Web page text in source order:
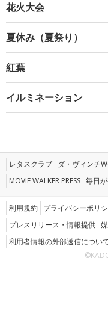
花火大会
夏休み（夏祭り）
紅葉
イルミネーション
レタスクラブ ダ・ヴィンチ
MOVIE WALKER PRESS 毎日
利用規約 プライバシーポリ
プレスリリース・情報提供
利用者情報の外部送信につい